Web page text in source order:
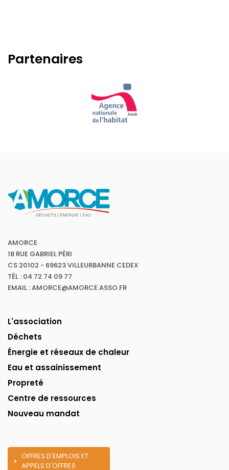
Partenaires
AMORCE
18 RUE GABRIEL PÉRI
CS 20102 - 69623 VILLEURBANNE CEDEX
TÉL : 04 72 74 09 77
EMAIL : AMORCE@AMORCE.ASSO.FR
L'association
Déchets
Énergie et réseaux de chaleur
Eau et assainissement
Propreté
Centre de ressources
Nouveau mandat
OFFRES D'EMPLOIS ET
APPELS D'OFFRES